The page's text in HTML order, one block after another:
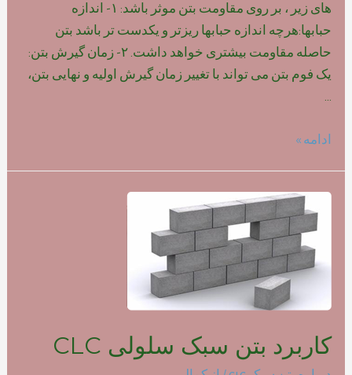
های زیر ، بر روی مقاومت بتن موثر باشد: ۱- اندازه
حبابها:هرچه اندازه حبابها ریزتر و یکدست تر باشد بتن
حاصله مقاومت بیشتری خواهد داشت. ۲- زمان گیرش بتن:
یک فوم بتن می تواند با تغییر زمان گیرش اولیه و نهایی بتن،
تاثیر
روی
مقاومت
بتن
ادامه »
کاربرد بتن سبک سلولی CLC